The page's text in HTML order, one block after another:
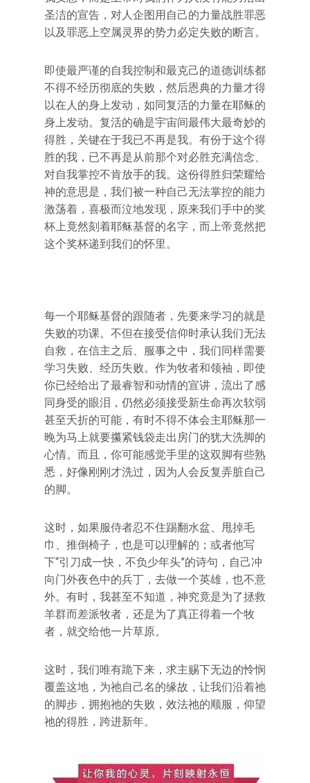
圣洁的宣告，对人企图用自己的力量战胜罪恶
以及罪恶上空属灵界的势力必定失败的断言。
即使最严谨的自我控制和最克己的道德训练都
不得不经历彻底的失败，然后恩典的力量才得
以在人的身上发动，如同复活的力量在耶稣的
身上发动。复活的确是宇宙间最伟大最奇妙的
得胜，关键在于我已不再是我。有份于这个得
胜的我，已不再是从前那个对必胜充满信念、
对自我掌控不肯放手的我。这份得胜归荣耀给
神的意思是，我们被一种自己无法掌控的能力
激荡着，喜极而泣地发现，原来我们手中的奖
杯上竟然刻着耶稣基督的名字，而上帝竟然把
这个奖杯递到我们的怀里。
每一个耶稣基督的跟随者，先要来学习的就是
失败的功课。不但在接受信仰时承认我们无法
自救，在信主之后、服事之中，我们同样需要
学习失败、经历失败。作为牧者和领袖，即使
你已经给出了最睿智和动情的宣讲，流出了感
同身受的眼泪，仍然必须接受新生命再次软弱
甚至夭折的可能，有时不得不体会主耶稣那一
晚为马上就要攥紧钱袋走出房门的犹大洗脚的
心情。而且，你可能感觉手里的这双脚有些熟
悉，好像刚刚才洗过，因为人会反复弄脏自己
的脚。
这时，如果服侍者忍不住踢翻水盆、甩掉毛
巾、推倒椅子，也是可以理解的；或者他写
下“引刀成一快，不负少年头”的诗句，自己冲
向门外夜色中的兵丁，去做一个英雄，也不意
外。有时，我甚至不知道，神究竟是为了拯救
羊群而差派牧者，还是为了真正得着一个牧
者，就交给他一片草原。
这时，我们唯有跪下来，求主赐下无边的怜悯
覆盖这地，为祂自己名的缘故，让我们沿着祂
的脚步，拥抱祂的失败，效法祂的顺服，仰望
祂的得胜，跨进新年。